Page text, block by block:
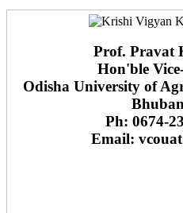
Prof. Pravat
Hon'ble
Odisha University of
Ph: 0674-
Email: